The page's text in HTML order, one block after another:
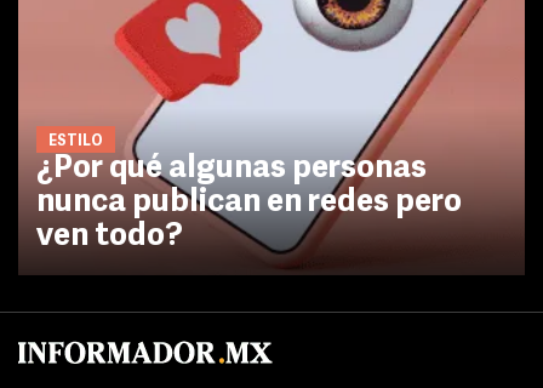
ESTILO
¿Por qué algunas personas
nunca publican en redes pero
ven todo?